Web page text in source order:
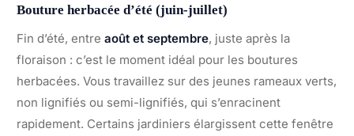
Bouture herbacée d’été (juin-juillet)
Fin d’été, entre août et septembre, juste après la
floraison : c’est le moment idéal pour les boutures
herbacées. Vous travaillez sur des jeunes rameaux verts,
non lignifiés ou semi-lignifiés, qui s’enracinent
rapidement. Certains jardiniers élargissent cette fenêtre